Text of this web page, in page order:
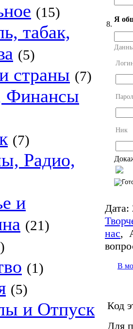
(15)
табак,
(5)
страны (7)
Финансы
(7)
Радио,
и
(21)
(1)
(5)
и Отпуск
8.
Я
Ник
Дата:
нас,
В
Код
Для